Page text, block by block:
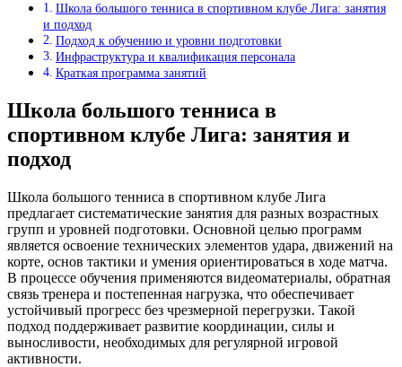
Школа большого тенниса в спортивном клубе Лига: занятия
и подход
Подход к обучению и уровни подготовки
Инфраструктура и квалификация персонала
Краткая программа занятий
Школа большого тенниса в
спортивном клубе Лига: занятия и
подход
Школа большого тенниса в спортивном клубе Лига
предлагает систематические занятия для разных возрастных
групп и уровней подготовки. Основной целью программ
является освоение технических элементов удара, движений на
корте, основ тактики и умения ориентироваться в ходе матча.
В процессе обучения применяются видеоматериалы, обратная
связь тренера и постепенная нагрузка, что обеспечивает
устойчивый прогресс без чрезмерной перегрузки. Такой
подход поддерживает развитие координации, силы и
выносливости, необходимых для регулярной игровой
активности.